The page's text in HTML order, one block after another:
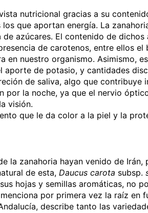
nutricional gracias a su
que aportan energía. La
azúcares. El contenido de
de carotenos, entre ellos
en nuestro organismo.
aporte de potasio, y cantidades
de saliva, algo que contribuye
la noche, ya que el nervio
visión.
que le da color a la piel y la
la zanahoria hayan venido de
de esta, Daucus carota subsp.
hojas y semillas aromáticas, no
por primera vez la raíz en
describe tanto las